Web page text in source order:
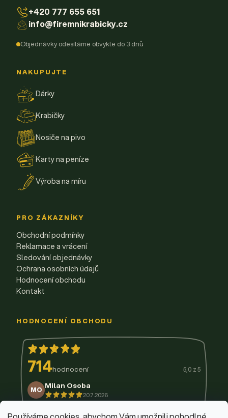
+420 777 655 651
info@firemnikrabicky.cz
Objednávky odesíláme obvykle do 3 dnů
NAKUPUJTE
Dárky
Krabičky
Nosiče na pivo
Karty na peníze
Výroba na míru
PRO ZÁKAZNÍKY
Obchodní podmínky
Reklamace a vrácení
Sledování objednávky
Ochrana osobních údajů
Hodnocení obchodu
Kontakt
HODNOCENÍ OBCHODU
714hodnocení 5,0 z 5
MO Milan Osoba
20.7.2026
14.7.2026
11.7.2026
9.7.2026
3.7.2026
29.6.2026